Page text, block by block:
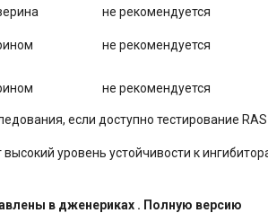
не рекомендуется
не рекомендуется
не рекомендуется
если доступно тестирование RAS
уровень устойчивости к
в дженериках . Полную версию